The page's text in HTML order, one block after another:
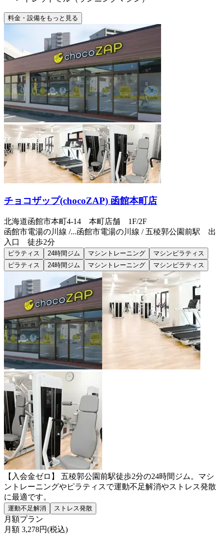
料金・設備をもっと見る
チョコザップ(chocoZAP) 函館本町店
北海道函館市本町4-14 本町店舗 1F/2F
函館市電湯の川線 /...函館市電湯の川線 / 五稜郭公園前駅 出
入口 徒歩2分
ピラティス 24時間ジム マシントレーニング
マシンピラティス
ピラティス
24時間ジム マシントレーニング マシンピラティス
【入会金ゼロ】 五稜郭公園前駅徒歩2分の24時間ジム。マシ
ントレーニングやピラティスで運動不足解消やストレス発散
に最適です。
運動不足解消 ストレス発散
月額プラン
月額 3,278円(税込)